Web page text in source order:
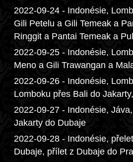
2022-09-24 - Indonésie,
Gili Petelu a Gili Temeak a
Ringgit a Pantai Temeak a
2022-09-25 - Indonésie,
Meno a Gili Trawangan a
2022-09-26 - Indonésie,
Lomboku přes Bali do
2022-09-27 - Indonésie,
Jakarty do Dubaje
2022-09-28 - Indonésie,
Dubaje, přílet z Dubaje do